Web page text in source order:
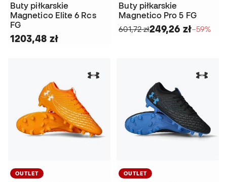
Buty piłkarskie
Magnetico Elite 6 Rcs
FG
1203,48 zł
Buty piłkarskie
Magnetico Pro 5 FG
601,72 zł249,26 zł−59%
OUTLET OUTLET